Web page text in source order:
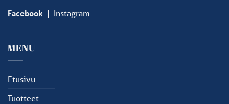
Facebook | Instagram
MENU
Etusivu
Tuotteet